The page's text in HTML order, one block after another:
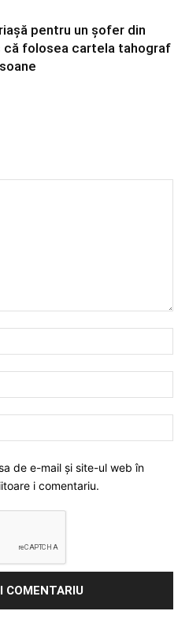
pentru un șofer din
că folosea cartela tahograf
de e-mail și site-ul web în
i comentariu.